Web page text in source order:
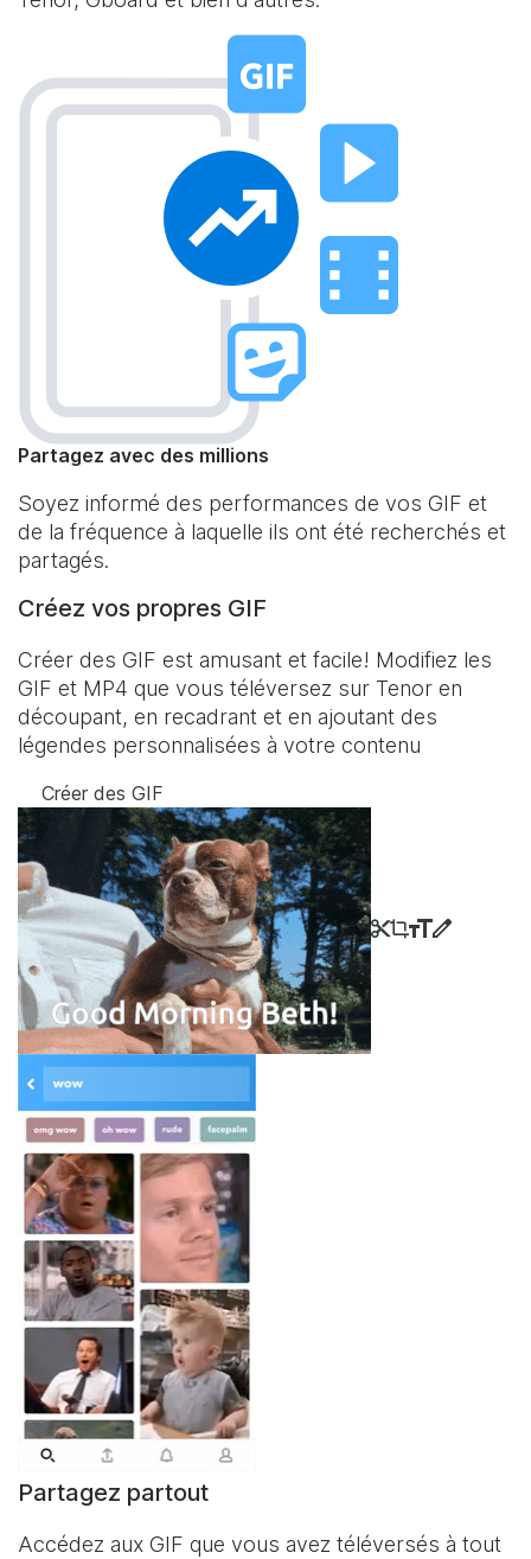
Partagez avec des millions
Soyez informé des performances de vos GIF et
de la fréquence à laquelle ils ont été recherchés et
partagés.
Créez vos propres GIF
Créer des GIF est amusant et facile! Modifiez les
GIF et MP4 que vous téléversez sur Tenor en
découpant, en recadrant et en ajoutant des
légendes personnalisées à votre contenu
Créer des GIF
Partagez partout
Accédez aux GIF que vous avez téléversés à tout